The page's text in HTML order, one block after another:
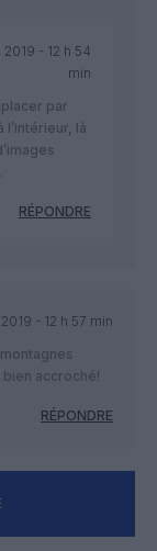
2019 - 12 h 54
min
par
là
RÉPONDRE
- 12 h 57 min
accroché!
RÉPONDRE